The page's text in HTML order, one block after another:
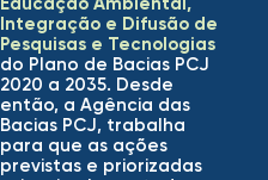
Integração e Difusão de
Pesquisas e Tecnologias
do Plano de Bacias PCJ
2020 a 2035. Desde
então, a Agência das
Bacias PCJ, trabalha
para que as ações
previstas e priorizadas